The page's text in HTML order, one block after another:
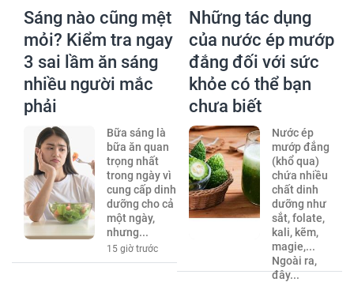
Sáng nào cũng mệt
mỏi? Kiểm tra ngay
3 sai lầm ăn sáng
nhiều người mắc
phải
Bữa sáng là
bữa ăn quan
trọng nhất
trong ngày vì
cung cấp dinh
dưỡng cho cả
một ngày,
nhưng...
15 giờ trước
Những tác dụng
của nước ép mướp
đắng đối với sức
khỏe có thể bạn
chưa biết
Nước ép
mướp đắng
(khổ qua)
chứa nhiều
chất dinh
dưỡng như
sắt, folate,
kali, kẽm,
magie,...
Ngoài ra,
đây...